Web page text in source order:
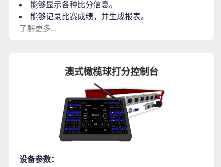
能够显示各种比分信息。
能够记录比赛成绩，并生成报表。
了解更多...
澳式橄榄球打分控制台
设备参数：